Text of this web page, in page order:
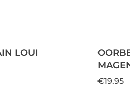
LOUI
€19.95